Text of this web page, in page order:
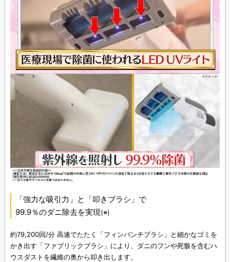
「強力な吸引力」と「叩きブラシ」で
99.9％のダニ除去を実現(※)
約79,200回/分 高速でたたく「フィンパンチブラシ」と細かなゴミを
かき出す「ファブリックブラシ」により、ダニのフンや死骸を含むハ
ウスダストを繊維の奥から叩き出します。